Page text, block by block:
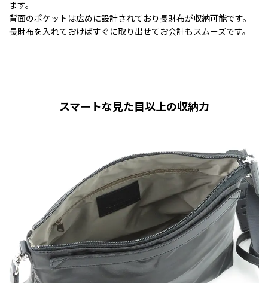
ます。
背面のポケットは広めに設計されており長財布が収納可能です。
長財布を入れておけばすぐに取り出せてお会計もスムーズです。
スマートな見た目以上の収納力